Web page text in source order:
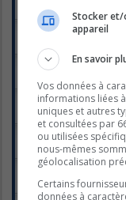
Le Domaine
Pour les
Dernier
Publicité
Dernier
Avatars,
Dernier
Stocker et/
appareil
En savoir
Vos données à
informations liées
uniques et autres
et consultées par
ou utilisées
nous-mêmes
géolocalisation
Certains
données à